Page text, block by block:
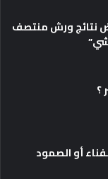
نتائج ورش منتصف
؟
أو الصمود